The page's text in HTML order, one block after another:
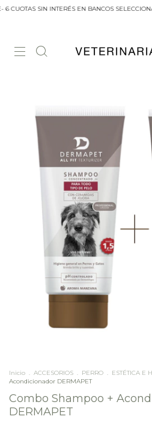
SIN INTERÉS EN BANCOS
Inicio . ACCESORIOS . PERRO . ESTÉTICA E
Acondicionador DERMAPET
Combo Shampoo +
DERMAPET